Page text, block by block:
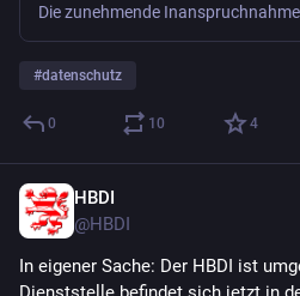
#datenschutz
0 10 4
HBDI
@HBDI
In eigener Sache: Der HBDI ist